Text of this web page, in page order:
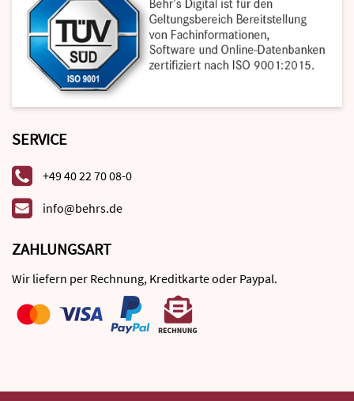
SERVICE
+49 40 22 70 08-0
info@behrs.de
ZAHLUNGSART
Wir liefern per Rechnung, Kreditkarte oder Paypal.